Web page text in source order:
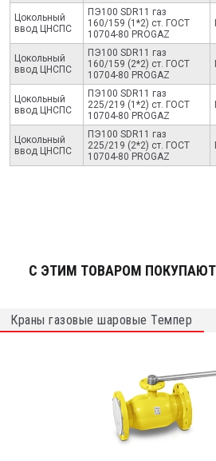
Цокольный
ввод ЦНСПС
ПЭ100 SDR11 газ
160/159 (1*2) ст. ГОСТ
10704-80 PROGAZ
Цокольный
ввод ЦНСПС
ПЭ100 SDR11 газ
160/159 (2*2) ст. ГОСТ
10704-80 PROGAZ
Цокольный
ввод ЦНСПС
ПЭ100 SDR11 газ
225/219 (1*2) ст. ГОСТ
10704-80 PROGAZ
Цокольный
ввод ЦНСПС
ПЭ100 SDR11 газ
225/219 (2*2) ст. ГОСТ
10704-80 PROGAZ
С ЭТИМ ТОВАРОМ ПОКУПАЮТ
Краны газовые шаровые Темпер